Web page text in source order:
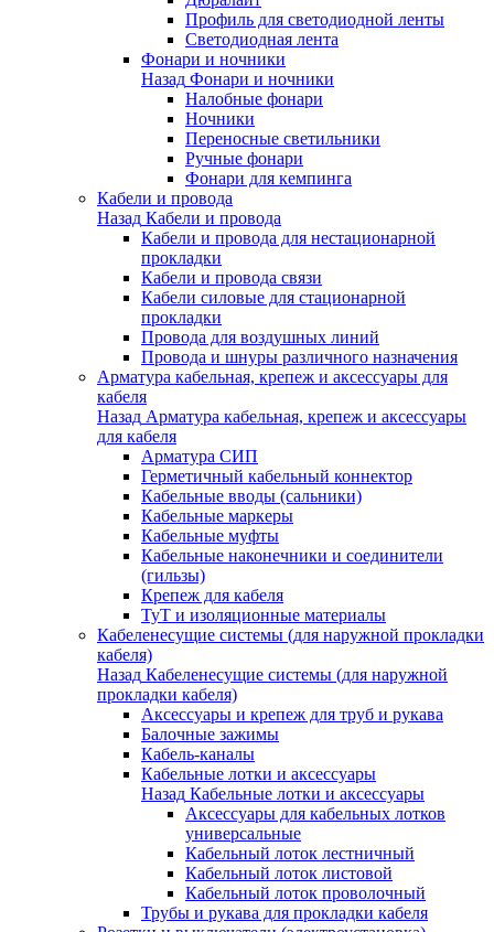
Профиль для светодиодной ленты
Светодиодная лента
Фонари и ночники
Назад Фонари и ночники
Налобные фонари
Ночники
Переносные светильники
Ручные фонари
Фонари для кемпинга
Кабели и провода
Назад Кабели и провода
Кабели и провода для нестационарной
прокладки
Кабели и провода связи
Кабели силовые для стационарной
прокладки
Провода для воздушных линий
Провода и шнуры различного назначения
Арматура кабельная, крепеж и аксессуары для
кабеля
Назад Арматура кабельная, крепеж и аксессуары
для кабеля
Арматура СИП
Герметичный кабельный коннектор
Кабельные вводы (сальники)
Кабельные маркеры
Кабельные муфты
Кабельные наконечники и соединители
(гильзы)
Крепеж для кабеля
ТуТ и изоляционные материалы
Кабеленесущие системы (для наружной прокладки
кабеля)
Назад Кабеленесущие системы (для наружной
прокладки кабеля)
Аксессуары и крепеж для труб и рукава
Балочные зажимы
Кабель-каналы
Кабельные лотки и аксессуары
Назад Кабельные лотки и аксессуары
Аксессуары для кабельных лотков
универсальные
Кабельный лоток лестничный
Кабельный лоток листовой
Кабельный лоток проволочный
Трубы и рукава для прокладки кабеля